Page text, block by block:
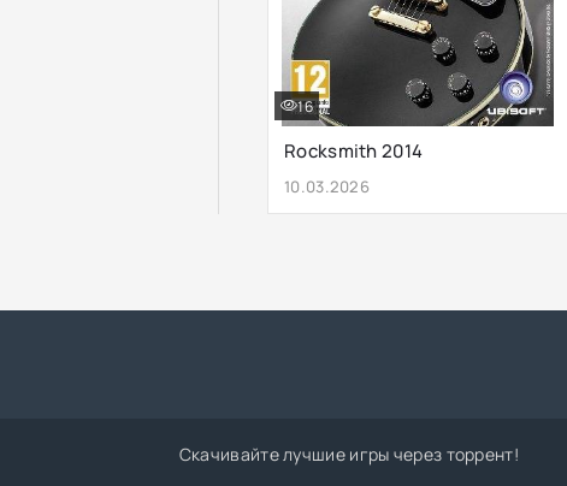
Rocksmith 2014
10.03.2026
16
Скачивайте лучшие игры через торрент!